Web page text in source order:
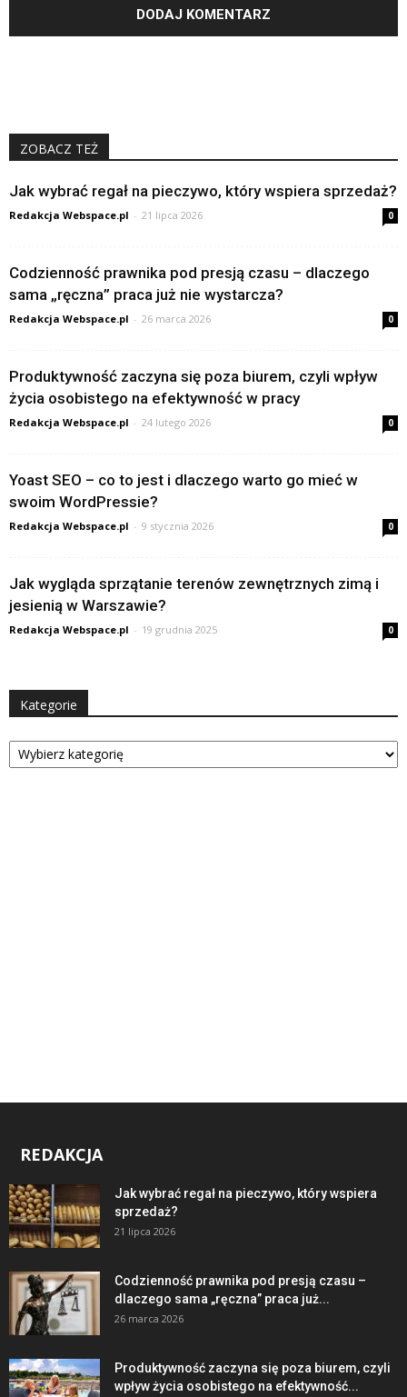
ZOBACZ TEŻ
Jak wybrać regał na pieczywo, który wspiera sprzedaż?
Redakcja Webspace.pl - 21 lipca 2026 0
Codzienność prawnika pod presją czasu – dlaczego
sama „ręczna” praca już nie wystarcza?
Redakcja Webspace.pl - 26 marca 2026 0
Produktywność zaczyna się poza biurem, czyli wpływ
życia osobistego na efektywność w pracy
Redakcja Webspace.pl - 24 lutego 2026 0
Yoast SEO – co to jest i dlaczego warto go mieć w
swoim WordPressie?
Redakcja Webspace.pl - 9 stycznia 2026 0
Jak wygląda sprzątanie terenów zewnętrznych zimą i
jesienią w Warszawie?
Redakcja Webspace.pl - 19 grudnia 2025 0
Kategorie
Kategorie
REDAKCJA
Jak wybrać regał na pieczywo, który wspiera
sprzedaż?
21 lipca 2026
Codzienność prawnika pod presją czasu –
dlaczego sama „ręczna” praca już...
26 marca 2026
Produktywność zaczyna się poza biurem, czyli
wpływ życia osobistego na efektywność...